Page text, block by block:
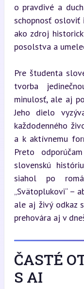
o pravdivé a
schopnosť osloviť
ako zdroj
posolstva a
Pre študenta
tvorba
minulosť, ale aj
Jeho dielo
každodenného
a k aktívnemu
Preto
slovenskú
siahol po
„Svätoplukovi“ –
ale aj živý odkaz
prehovára aj v
ČASTÉ
S AI